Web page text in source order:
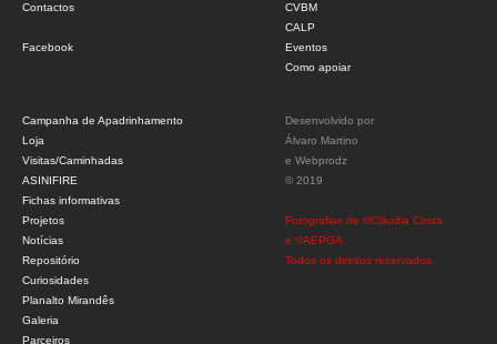
Contactos
Facebook
CVBM
CALP
Eventos
Como apoiar
Campanha de Apadrinhamento
Loja
Visitas/Caminhadas
ASINIFIRE
Fichas informativas
Projetos
Notícias
Repositório
Curiosidades
Planalto Mirandês
Galeria
Parceiros
Desenvolvido por
Álvaro Martino
e Webprodz
© 2019
Fotografias de ©Cláudia Costa
e ©AEPGA.
Todos os direitos reservados.